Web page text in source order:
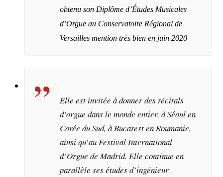
obtenu son Diplôme d’Études Musicales
d’Orgue au Conservatoire Régional de
Versailles mention très bien en juin 2020
Elle est invitée à donner des récitals
d’orgue dans le monde entier, à Séoul en
Corée du Sud, à Bucarest en Roumanie,
ainsi qu’au Festival International
d’Orgue de Madrid. Elle continue en
parallèle ses études d’ingénieur